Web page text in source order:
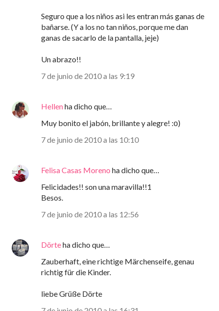
Seguro que a los niños asi les entran más ganas de
bañarse. (Y a los no tan niños, porque me dan
ganas de sacarlo de la pantalla, jeje)
Un abrazo!!
7 de junio de 2010 a las 9:19
Hellenha dicho que…
Muy bonito el jabón, brillante y alegre! :о)
7 de junio de 2010 a las 10:10
Felisa Casas Moreno ha dicho que…
Felicidades!! son una maravilla!!1
Besos.
7 de junio de 2010 a las 12:56
Dörteha dicho que…
Zauberhaft, eine richtige Märchenseife, genau
richtig für die Kinder.
liebe Grüße Dörte